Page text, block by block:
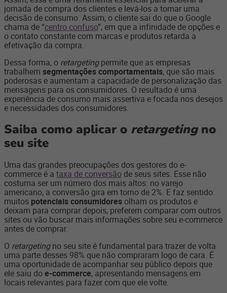
jornada de compra dos clientes e levá-los a tomar uma
decisão de consumo. Assim, o cliente sai do que o Google
chama de “centro confuso”, em que a infinidade de opções e
o contato constante com marcas e produtos retarda a
efetivação da compra.
Dessa forma, o retargetingpermite que as empresas
trabalhem segmentações comportamentais, que são mais
poderosas e aumentam a capacidade de personalização das
mensagens para os consumidores. O resultado é uma
experiência de consumo mais assertiva e focada nos desejos
e necessidades dos consumidores.
Saiba como aplicar o retargetingno
seu site
Uma das grandes preocupações dos gestores do e-
commerce é a taxa de conversão de seus sites. Esse não
costuma ser um número dos mais altos: no varejo
americano, a conversão gira em torno de 2%. E faz sentido:
muitos potenciais consumidores olham os produtos e
deixam para comprar depois, preferem comparar com outros
sites ou vão buscar mais informações sobre seu e-commerce
antes de comprar.
O retargetingno seu site é fundamental para trazer de volta
uma parte desses 98% que não compraram logo de cara. É
uma oportunidade de acompanhar seu público depois que
ele saiu doe-commerce, apresentando mensagens em
locais relevantes para fazer com que ele volte.